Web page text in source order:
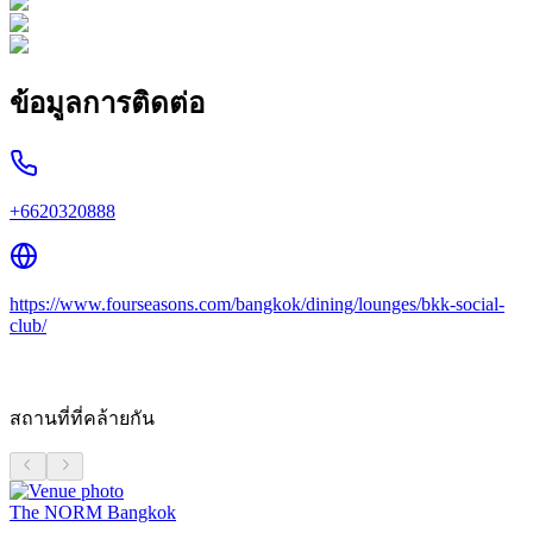
ข้อมูลการติดต่อ
+6620320888
https://www.fourseasons.com/bangkok/dining/lounges/bkk-social-
club/
สถานที่ที่คล้ายกัน
The NORM Bangkok